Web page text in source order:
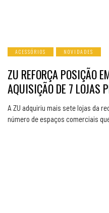
ACESSÓRIOS NOVIDADES
ZU REFORÇA POSIÇÃO
AQUISIÇÃO DE 7 LOJAS
A ZU adquiriu mais sete lojas da
número de espaços comerciais